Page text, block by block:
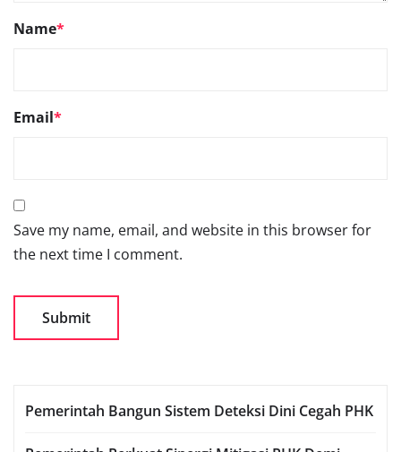
Name*
Email*
Save my name, email, and website in this browser for
the next time I comment.
Pemerintah Bangun Sistem Deteksi Dini Cegah PHK